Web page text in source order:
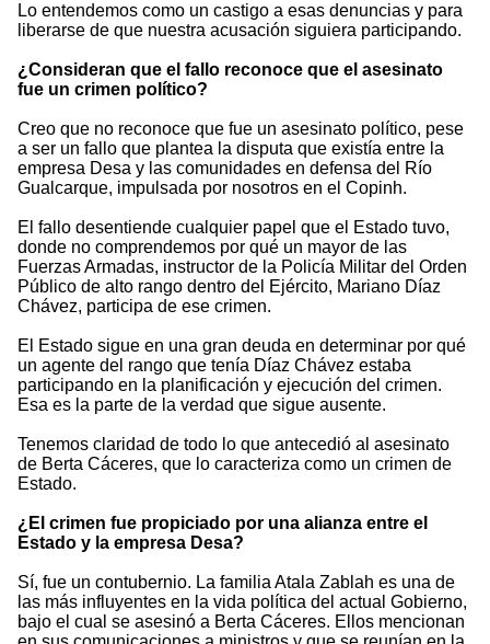
Lo entendemos como un castigo a esas denuncias y para
liberarse de que nuestra acusación siguiera participando.
¿Consideran que el fallo reconoce que el asesinato
fue un crimen político?
Creo que no reconoce que fue un asesinato político, pese
a ser un fallo que plantea la disputa que existía entre la
empresa Desa y las comunidades en defensa del Río
Gualcarque, impulsada por nosotros en el Copinh.
El fallo desentiende cualquier papel que el Estado tuvo,
donde no comprendemos por qué un mayor de las
Fuerzas Armadas, instructor de la Policía Militar del Orden
Público de alto rango dentro del Ejército, Mariano Díaz
Chávez, participa de ese crimen.
El Estado sigue en una gran deuda en determinar por qué
un agente del rango que tenía Díaz Chávez estaba
participando en la planificación y ejecución del crimen.
Esa es la parte de la verdad que sigue ausente.
Tenemos claridad de todo lo que antecedió al asesinato
de Berta Cáceres, que lo caracteriza como un crimen de
Estado.
¿El crimen fue propiciado por una alianza entre el
Estado y la empresa Desa?
Sí, fue un contubernio. La familia Atala Zablah es una de
las más influyentes en la vida política del actual Gobierno,
bajo el cual se asesinó a Berta Cáceres. Ellos mencionan